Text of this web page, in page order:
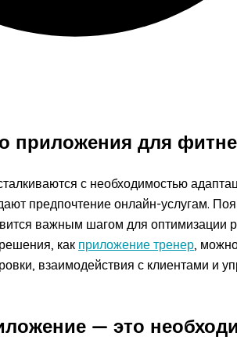
приложения для
с необходимостью
предпочтение онлайн-услугам.
важным шагом для оптимизации
как приложение тренер,
взаимодействия с клиентами и
— это